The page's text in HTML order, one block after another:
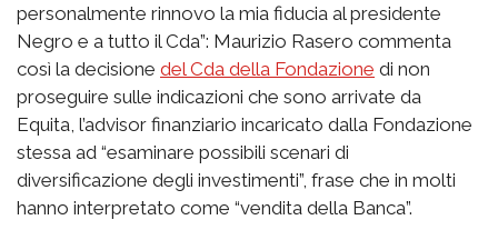
personalmente rinnovo la mia fiducia al presidente
Negro e a tutto il Cda”: Maurizio Rasero commenta
così la decisione del Cda della Fondazione di non
proseguire sulle indicazioni che sono arrivate da
Equita, l’advisor finanziario incaricato dalla Fondazione
stessa ad “esaminare possibili scenari di
diversificazione degli investimenti”, frase che in molti
hanno interpretato come “vendita della Banca”.